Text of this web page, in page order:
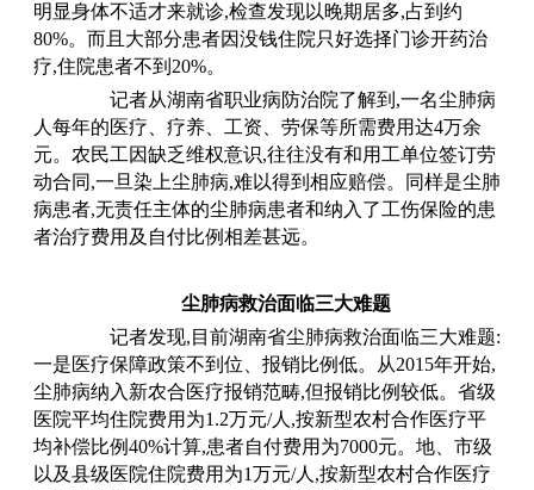
明显身体不适才来就诊,检查发现以晚期居多,占到约
80%。而且大部分患者因没钱住院只好选择门诊开药治
疗,住院患者不到20%。
记者从湖南省职业病防治院了解到 ,一名尘肺病
人每年的医疗、疗养、工资、劳保等所需费用达4万余
元。农民工因缺乏维权意识,往往没有和用工单位签订劳
动合同,一旦染上尘肺病,难以得到相应赔偿。同样是尘肺
病患者,无责任主体的尘肺病患者和纳入了工伤保险的患
者治疗费用及自付比例相差甚远。
尘肺病救治面临三大难题
记者发现,目前湖南省尘肺病救治面临三大难题:
一是医疗保障政策不到位、报销比例低。从2015年开始,
尘肺病纳入新农合医疗报销范畴,但报销比例较低。省级
医院平均住院费用为1.2万元/人,按新型农村合作医疗平
均补偿比例40%计算,患者自付费用为7000元。地、市级
以及县级医院住院费用为1万元/人,按新型农村合作医疗